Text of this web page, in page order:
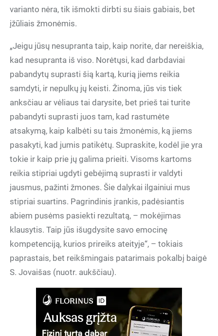
varianto nėra, tik išmokti dirbti su šiais gabiais, bet
įžūliais žmonėmis.
„Jeigu jūsų nesupranta taip, kaip norite, dar nereiškia,
kad nesupranta iš viso. Norėtųsi, kad darbdaviai
pabandytų suprasti šią kartą, kurią jiems reikia
samdyti, ir nepulkų jų keisti. Žinoma, jūs vis tiek
anksčiau ar vėliaus tai darysite, bet prieš tai turite
pabandyti suprasti juos tam, kad rastumėte
atsakymą, kaip kalbėti su tais žmonėmis, ką jiems
pasakyti, kad jumis patikėtų. Supraskite, kodėl jie yra
tokie ir kaip prie jų galima prieiti. Visoms kartoms
reikia stipriai ugdyti gebėjimą suprasti ir valdyti
jausmus, pažinti žmones. Šie dalykai ilgainiui mus
stipriai suartins. Pagrindinis įrankis, padėsiantis
abiem pusėms pasiekti rezultatą, – mokėjimas
klausytis. Taip jūs išugdysite savo emocinę
kompetenciją, kurios prireiks ateityje“, – tokiais
paprastais, bet reikšmingais patarimais pokalbį baigė
S. Jovaišas (nuotr. aukščiau).